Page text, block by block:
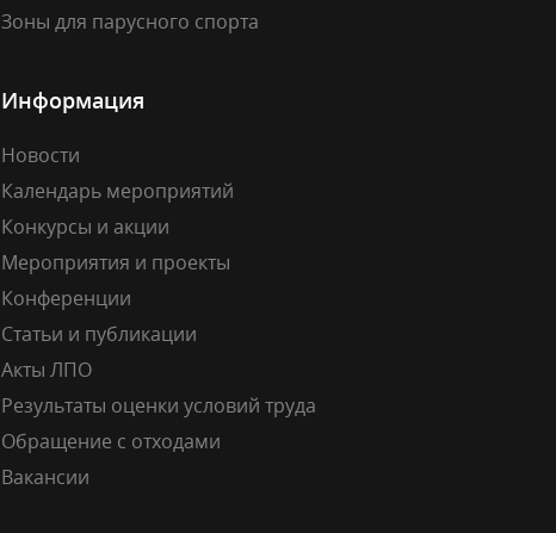
Зоны для парусного спорта
Информация
Новости
Календарь мероприятий
Конкурсы и акции
Мероприятия и проекты
Конференции
Статьи и публикации
Акты ЛПО
Результаты оценки условий труда
Обращение с отходами
Вакансии